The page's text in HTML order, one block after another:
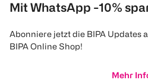
Mit WhatsApp -10%
Abonniere jetzt die BIPA Updates
BIPA Online Shop!
Mehr